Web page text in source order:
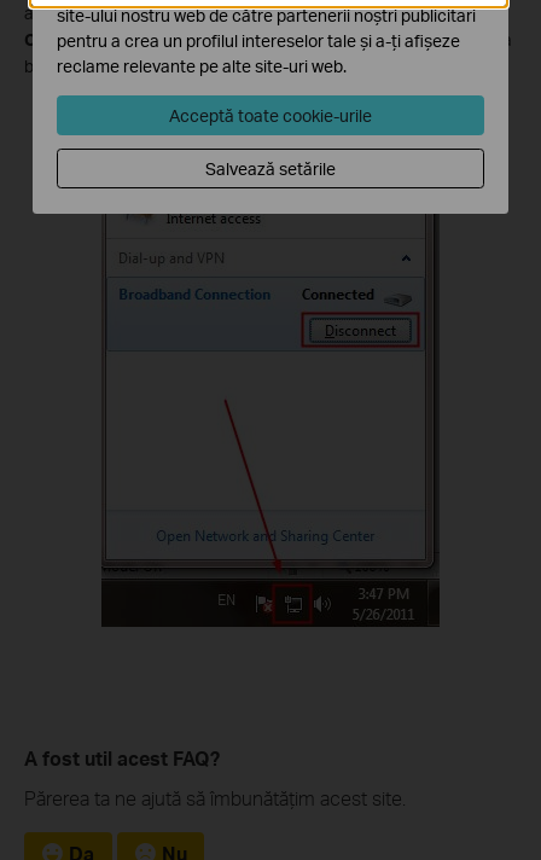
aseamănă cu un computer, veţi putea vizualizaBroadband
Connection. Vă puteţi conecta sau deconecta de la conexiunea
broadband.
A fost util acest FAQ?
Părerea ta ne ajută să îmbunătățim acest site.
Da Nu
site-ului nostru web de către partenerii noștri publicitari
pentru a crea un profilul intereselor tale și a-ți afișeze
reclame relevante pe alte site-uri web.
Acceptă toate cookie-urile
Salvează setările